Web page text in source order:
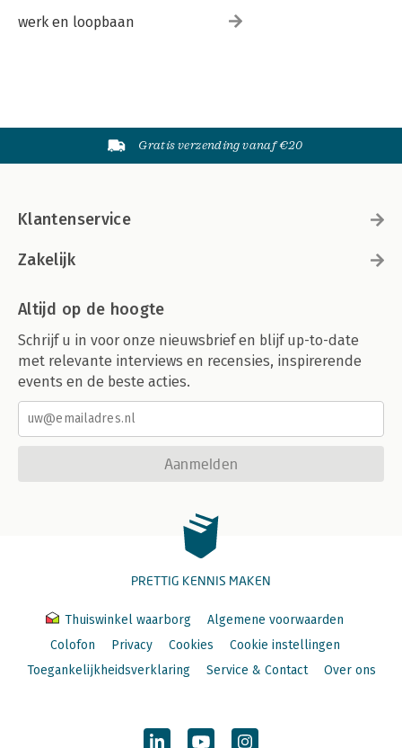
werk en loopbaan
Gratis verzending vanaf €20
Klantenservice
Zakelijk
Altijd op de hoogte
Schrijf u in voor onze nieuwsbrief en blijf up-to-date
met relevante interviews en recensies, inspirerende
events en de beste acties.
Aanmelden
PRETTIG KENNIS MAKEN
Thuiswinkel waarborg
Algemene voorwaarden
Colofon
Privacy Cookies
Cookie instellingen
Toegankelijkheidsverklaring
Service & Contact Over ons